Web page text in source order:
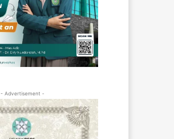
- Advertisement -